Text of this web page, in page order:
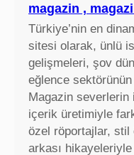
magazin ,
Türkiye’nin en
sitesi olarak, ünlü
gelişmeleri, şov
eğlence sektörünün
Magazin
içerik üretimiyle
özel röportajlar, stil
arkası